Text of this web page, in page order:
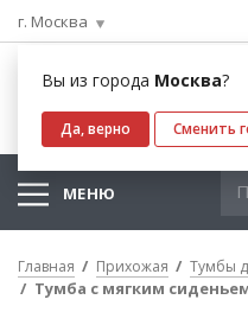
г. Москва
Вы из города Москва?
Да, верно Сменить
МЕНЮ
Главная Прихожая Тумбы
Тумба с мягким